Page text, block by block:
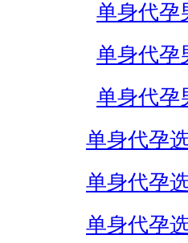
单身代孕
单身代孕
单身代孕
单身代孕
单身代孕
单身代孕